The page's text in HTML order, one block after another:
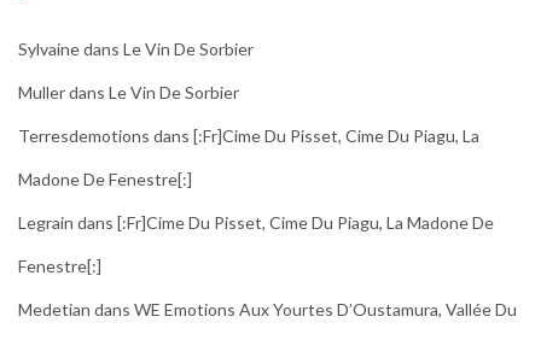
Sylvainedans Le Vin De Sorbier
Mullerdans Le Vin De Sorbier
Terresdemotions dans [:fr]Cime Du Pisset, Cime Du Piagu, La
Madone De Fenestre[:]
Legrain dans [:fr]Cime Du Pisset, Cime Du Piagu, La Madone De
Fenestre[:]
Medetian dans WE Emotions Aux Yourtes D’Oustamura, Vallée Du